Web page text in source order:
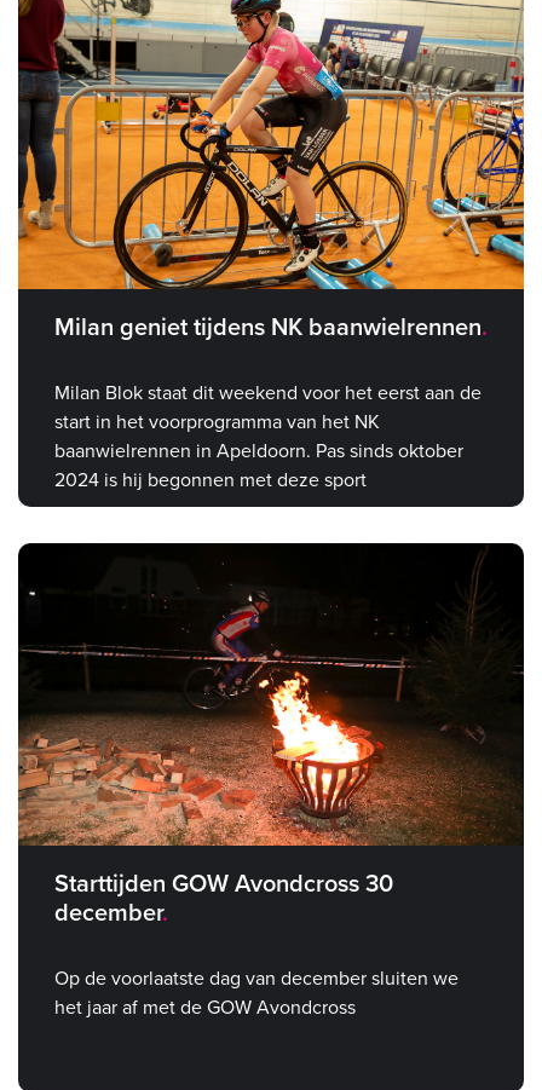
Milan geniet tijdens NK baanwielrennen
Milan Blok staat dit weekend voor het eerst aan de
start in het voorprogramma van het NK
baanwielrennen in Apeldoorn. Pas sinds oktober
2024 is hij begonnen met deze sport
Starttijden GOW Avondcross 30
december
Op de voorlaatste dag van december sluiten we
het jaar af met de GOW Avondcross